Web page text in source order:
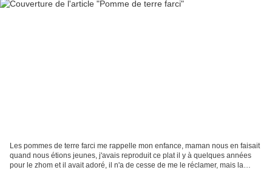
Les pommes de terre farci me rappelle mon enfance, maman nous en faisait
quand nous étions jeunes, j'avais reproduit ce plat il y à quelques années
pour le zhom et il avait adoré, il n'a de cesse de me le réclamer, mais la